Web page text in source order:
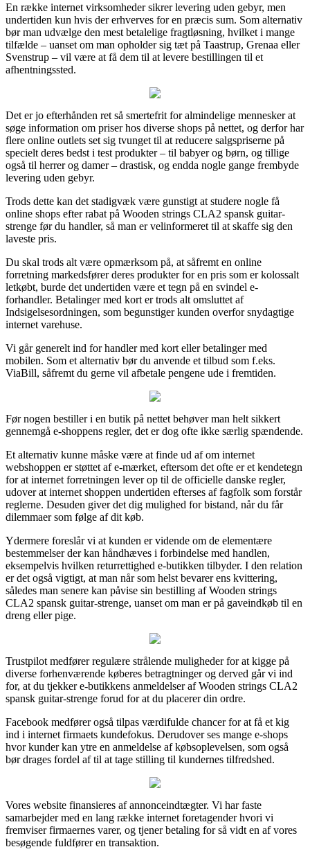
En række internet virksomheder sikrer levering uden gebyr, men
undertiden kun hvis der erhverves for en præcis sum. Som alternativ
bør man udvælge den mest betalelige fragtløsning, hvilket i mange
tilfælde – uanset om man opholder sig tæt på Taastrup, Grenaa eller
Svenstrup – vil være at få dem til at levere bestillingen til et
afhentningssted.
Det er jo efterhånden ret så smertefrit for almindelige mennesker at
søge information om priser hos diverse shops på nettet, og derfor har
flere online outlets set sig tvunget til at reducere salgspriserne på
specielt deres bedst i test produkter – til babyer og børn, og tillige
også til herrer og damer – drastisk, og endda nogle gange frembyde
levering uden gebyr.
Trods dette kan det stadigvæk være gunstigt at studere nogle få
online shops efter rabat på Wooden strings CLA2 spansk guitar-
strenge før du handler, så man er velinformeret til at skaffe sig den
laveste pris.
Du skal trods alt være opmærksom på, at såfremt en online
forretning markedsfører deres produkter for en pris som er kolossalt
letkøbt, burde det undertiden være et tegn på en svindel e-
forhandler. Betalinger med kort er trods alt omsluttet af
Indsigelsesordningen, som begunstiger kunden overfor snydagtige
internet varehuse.
Vi går generelt ind for handler med kort eller betalinger med
mobilen. Som et alternativ bør du anvende et tilbud som f.eks.
ViaBill, såfremt du gerne vil afbetale pengene ude i fremtiden.
Før nogen bestiller i en butik på nettet behøver man helt sikkert
gennemgå e-shoppens regler, det er dog ofte ikke særlig spændende.
Et alternativ kunne måske være at finde ud af om internet
webshoppen er støttet af e-mærket, eftersom det ofte er et kendetegn
for at internet forretningen lever op til de officielle danske regler,
udover at internet shoppen undertiden efterses af fagfolk som forstår
reglerne. Desuden giver det dig mulighed for bistand, når du får
dilemmaer som følge af dit køb.
Ydermere foreslår vi at kunden er vidende om de elementære
bestemmelser der kan håndhæves i forbindelse med handlen,
eksempelvis hvilken returrettighed e-butikken tilbyder. I den relation
er det også vigtigt, at man når som helst bevarer ens kvittering,
således man senere kan påvise sin bestilling af Wooden strings
CLA2 spansk guitar-strenge, uanset om man er på gaveindkøb til en
dreng eller pige.
Trustpilot medfører regulære strålende muligheder for at kigge på
diverse forhenværende køberes betragtninger og derved går vi ind
for, at du tjekker e-butikkens anmeldelser af Wooden strings CLA2
spansk guitar-strenge forud for at du placerer din ordre.
Facebook medfører også tilpas værdifulde chancer for at få et kig
ind i internet firmaets kundefokus. Derudover ses mange e-shops
hvor kunder kan ytre en anmeldelse af købsoplevelsen, som også
bør drages fordel af til at tage stilling til kundernes tilfredshed.
Vores website finansieres af annonceindtægter. Vi har faste
samarbejder med en lang række internet foretagender hvori vi
fremviser firmaernes varer, og tjener betaling for så vidt en af vores
besøgende fuldfører en transaktion.